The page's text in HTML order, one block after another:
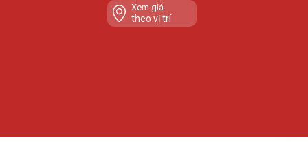
Xem giá
theo vị trí